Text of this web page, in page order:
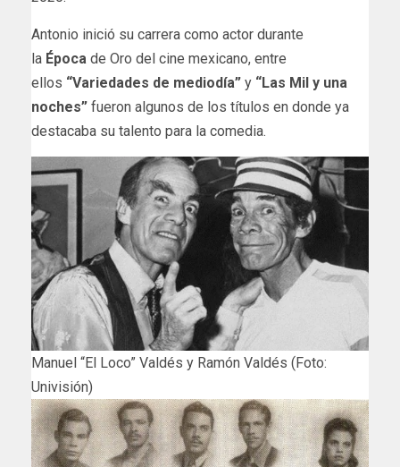
Antonio inició su carrera como actor durante
la Época de Oro del cine mexicano, entre
ellos “Variedades de mediodía” y “Las Mil y una
noches” fueron algunos de los títulos en donde ya
destacaba su talento para la comedia.
Manuel “El Loco” Valdés y Ramón Valdés (Foto:
Univisión)